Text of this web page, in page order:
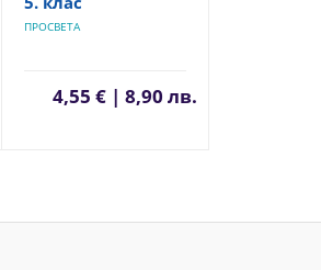
ПРОСВЕТА
4,55 € | 8,90 лв.